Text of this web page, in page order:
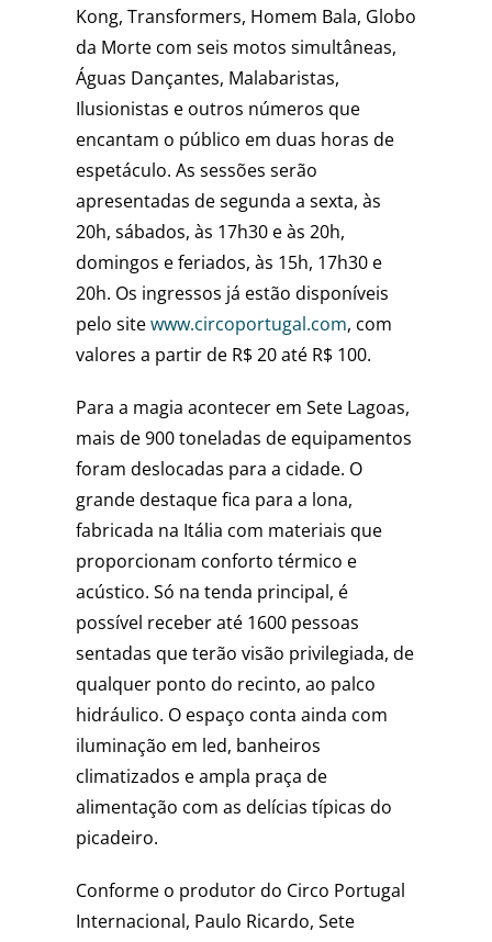
Kong, Transformers, Homem Bala, Globo
da Morte com seis motos simultâneas,
Águas Dançantes, Malabaristas,
Ilusionistas e outros números que
encantam o público em duas horas de
espetáculo. As sessões serão
apresentadas de segunda a sexta, às
20h, sábados, às 17h30 e às 20h,
domingos e feriados, às 15h, 17h30 e
20h. Os ingressos já estão disponíveis
pelo sitewww.circoportugal.com, com
valores a partir de R$ 20 até R$ 100.
Para a magia acontecer em Sete Lagoas,
mais de 900 toneladas de equipamentos
foram deslocadas para a cidade. O
grande destaque fica para a lona,
fabricada na Itália com materiais que
proporcionam conforto térmico e
acústico. Só na tenda principal, é
possível receber até 1600 pessoas
sentadas que terão visão privilegiada, de
qualquer ponto do recinto, ao palco
hidráulico. O espaço conta ainda com
iluminação em led, banheiros
climatizados e ampla praça de
alimentação com as delícias típicas do
picadeiro.
Conforme o produtor do Circo Portugal
Internacional, Paulo Ricardo, Sete